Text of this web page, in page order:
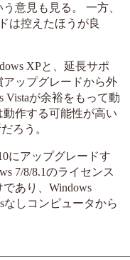
意見も見る。 一方、
は控えたほうが良
XPと、延長サポ
アップグレードから外
Vistaが余裕をもって動
作する可能性が高い
ろう。
にアップグレードす
7/8/8.1のライセンス
あり、Windows
なしコンピュータから